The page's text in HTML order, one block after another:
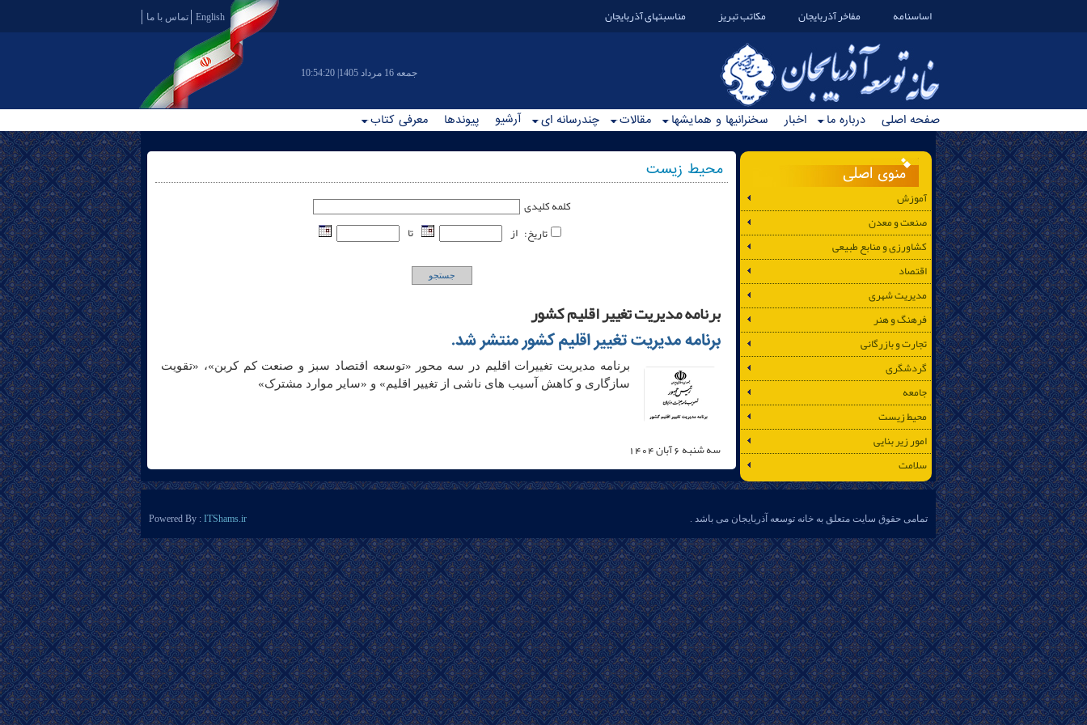
اساسنامه مفاخر آذربایجان مکاتب تبریز مناسبتهای آذربایجان English تماس با ما
10:54:21 |جمعه 16 مرداد 1405
صفحه اصلی درباره ما اخبار سخنرانیها و همایشها مقالات چندرسانه ای آرشیو پیوندها معرفی کتاب
منوی اصلی
آموزش
صنعت و معدن
کشاورزی و منابع طبیعی
اقتصاد
مدیریت شهری
فرهنگ و هنر
تجارت و بازرگانی
گردشگری
جامعه
محیط زیست
امور زیر بنایی
سلامت
محیط زیست
کلمه کلیدی
تاریخ: از تا
جستجو
برنامه مدیریت تغییر اقلیم کشور
برنامه مدیریت تغییر اقلیم کشور منتشر شد.
برنامه مدیریت تغییرات اقلیم در سه محور «توسعه اقتصاد سبز و صنعت کم کربن»، «تقویت
سازگاری و کاهش آسیب های ناشی از تغییر اقلیم» و «سایر موارد مشترک»
سه شنبه 6 آبان 1404
تمامی حقوق سایت متعلق به خانه توسعه آذربایجان می باشد . Powered By : ITShams.ir